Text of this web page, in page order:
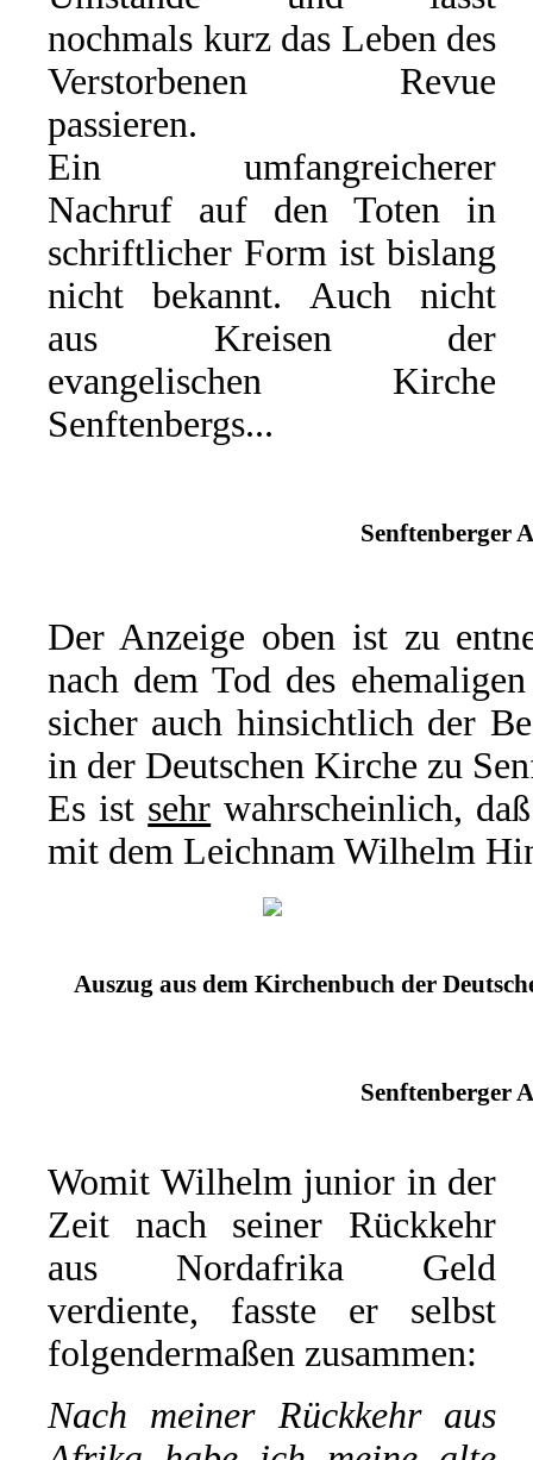
nochmals kurz das Leben des
Verstorbenen Revue
passieren.
Ein umfangreicherer
Nachruf auf den Toten in
schriftlicher Form ist bislang
nicht bekannt. Auch nicht
aus Kreisen der
evangelischen Kirche
Senftenbergs...
Senftenberger
Der Anzeige oben ist zu
nach dem Tod des
sicher auch hinsichtlich der
in der Deutschen Kirche zu
Es ist sehr wahrscheinlich,
mit dem Leichnam Wilhelm
Auszug aus dem Kirchenbuch der
Senftenberger
Womit Wilhelm junior in der
Zeit nach seiner Rückkehr
aus Nordafrika Geld
verdiente, fasste er selbst
folgendermaßen zusammen:
Nach meiner Rückkehr aus